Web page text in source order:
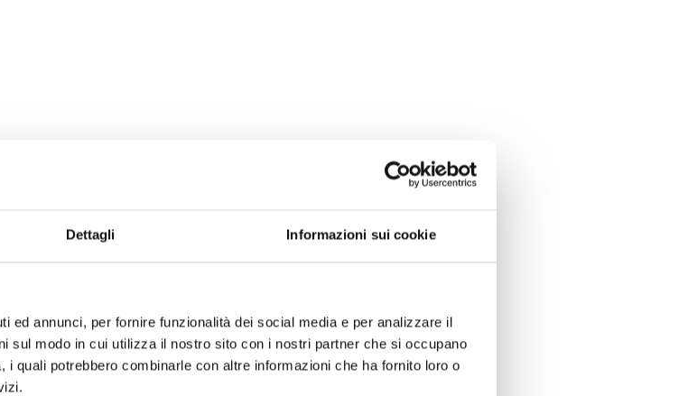
Dettagli Informazioni sui cookie
ed annunci, per fornire funzionalità dei social media e per analizzare il
sul modo in cui utilizza il nostro sito con i nostri partner che si occupano
quali potrebbero combinarle con altre informazioni che ha fornito loro o